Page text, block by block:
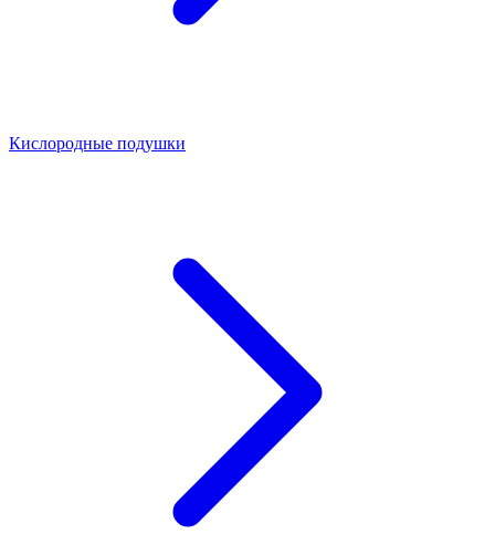
Кислородные подушки